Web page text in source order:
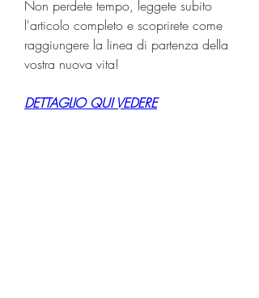
Non perdete tempo, leggete subito
l'articolo completo e scoprirete come
raggiungere la linea di partenza della
vostra nuova vita!
DETTAGLIO QUI VEDERE